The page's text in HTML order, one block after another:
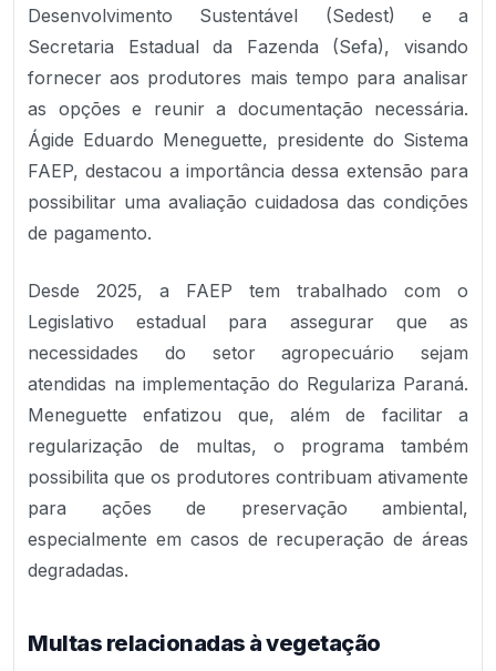
Desenvolvimento Sustentável (Sedest) e a
Secretaria Estadual da Fazenda (Sefa), visando
fornecer aos produtores mais tempo para analisar
as opções e reunir a documentação necessária.
Ágide Eduardo Meneguette, presidente do Sistema
FAEP, destacou a importância dessa extensão para
possibilitar uma avaliação cuidadosa das condições
de pagamento.
Desde 2025, a FAEP tem trabalhado com o
Legislativo estadual para assegurar que as
necessidades do setor agropecuário sejam
atendidas na implementação do Regulariza Paraná.
Meneguette enfatizou que, além de facilitar a
regularização de multas, o programa também
possibilita que os produtores contribuam ativamente
para ações de preservação ambiental,
especialmente em casos de recuperação de áreas
degradadas.
Multas relacionadas à vegetação